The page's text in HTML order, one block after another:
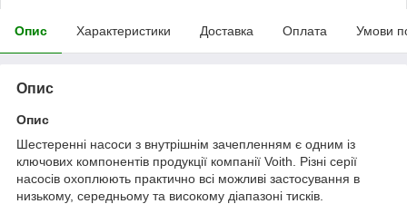
Опис Характеристики Доставка Оплата Умови
Опис
Опис
Шестеренні насоси з внутрішнім зачепленням є одним із
ключових компонентів продукції компанії Voith. Різні серії
насосів охоплюють практично всі можливі застосування в
низькому, середньому та високому діапазоні тисків.